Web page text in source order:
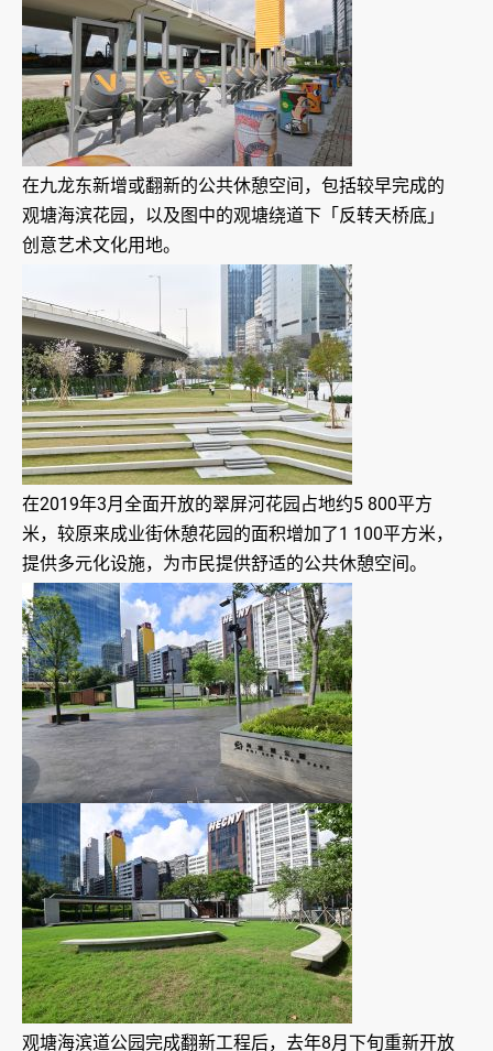
在九龙东新增或翻新的公共休憩空间，包括较早完成的
观塘海滨花园，以及图中的观塘绕道下「反转天桥底」
创意艺术文化用地。
在2019年3月全面开放的翠屏河花园占地约5 800平方
米，较原来成业街休憩花园的面积增加了1 100平方米，
提供多元化设施，为市民提供舒适的公共休憩空间。
观塘海滨道公园完成翻新工程后，去年8月下旬重新开放